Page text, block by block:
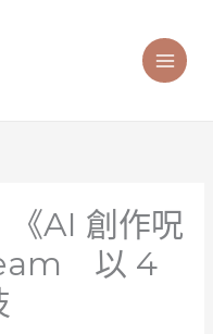
《AI 創作呪
以 4